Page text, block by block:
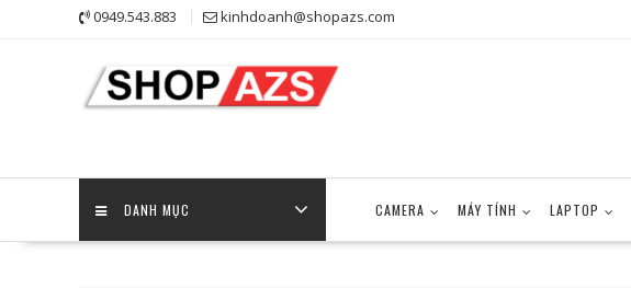
0949.543.883 kinhdoanh@shopazs.com
DANH MỤC CAMERA MÁY TÍNH LAPTOP